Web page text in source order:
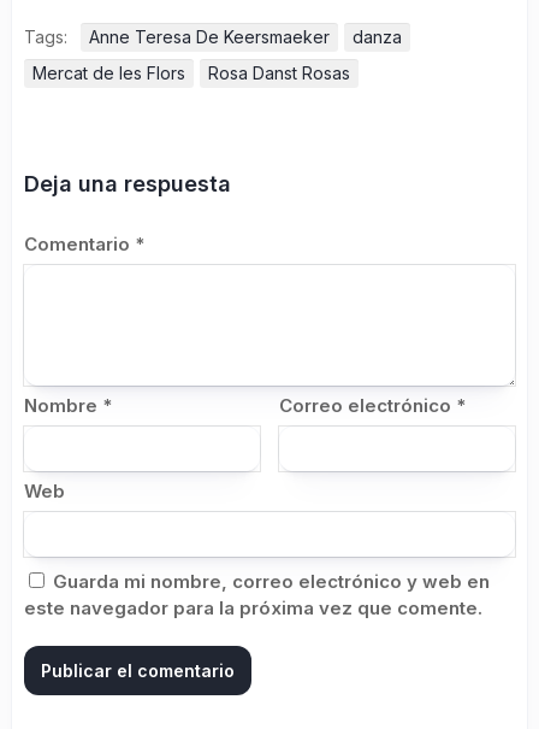
Tags: Anne Teresa De Keersmaeker
danza
Mercat de les Flors
Rosa Danst Rosas
Deja una respuesta
Comentario *
Nombre * Correo electrónico *
Web
Guarda mi nombre, correo electrónico y web en
este navegador para la próxima vez que comente.